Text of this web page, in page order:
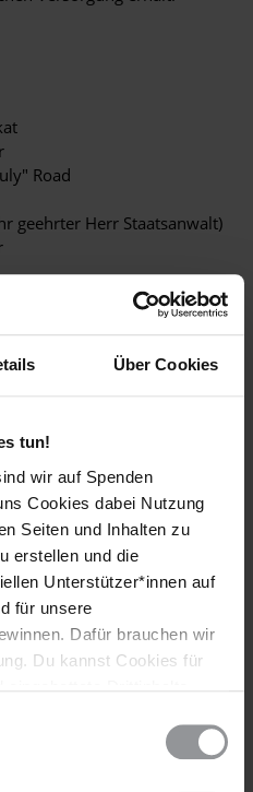
Über Cookies
tun!
wir auf Spenden
Cookies dabei Nutzung
Seiten und Inhalten zu
erstellen und die
Unterstützer*innen auf
für unsere
Dafür brauchen wir
Du kannst Cookies für
kannst Du über den Link
Road
geehrter Herr Staatsanwalt)
+1)
Security Affairs Ministry
ÄGYPTEN